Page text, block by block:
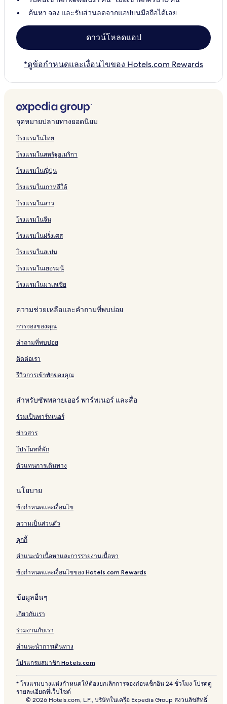
ค้นหา จอง และรับส่วนลดจากแอปบนมือถือได้เลย
ดาวน์โหลดแอป
*ดูข้อกำหนดและเงื่อนไขของ Hotels.com Rewards
จุดหมายปลายทางยอดนิยม
โรงแรมในไทย
โรงแรมในสหรัฐอเมริกา
โรงแรมในญี่ปุ่น
โรงแรมในเกาหลีใต้
โรงแรมในลาว
โรงแรมในจีน
โรงแรมในฝรั่งเศส
โรงแรมในสเปน
โรงแรมในเยอรมนี
โรงแรมในมาเลเซีย
ความช่วยเหลือและคำถามที่พบบ่อย
การจองของคุณ
คำถามที่พบบ่อย
ติดต่อเรา
รีวิวการเข้าพักของคุณ
สำหรับซัพพลายเออร์ พาร์ทเนอร์ และสื่อ
ร่วมเป็นพาร์ทเนอร์
ข่าวสาร
โปรโมทที่พัก
ตัวแทนการเดินทาง
นโยบาย
ข้อกำหนดและเงื่อนไข
ความเป็นส่วนตัว
คุกกี้
คำแนะนำเนื้อหาและการรายงานเนื้อหา
ข้อกำหนดและเงื่อนไขของ Hotels.com Rewards
ข้อมูลอื่นๆ
เกี่ยวกับเรา
ร่วมงานกับเรา
คำแนะนำการเดินทาง
โปรแกรมสมาชิก Hotels.com
* โรงแรมบางแห่งกำหนดให้ต้องยกเลิกการจองก่อนเช็กอิน 24 ชั่วโมง โปรดดู
รายละเอียดที่เว็บไซต์
© 2026 Hotels.com, L.P., บริษัทในเครือ Expedia Group สงวนลิขสิทธิ์